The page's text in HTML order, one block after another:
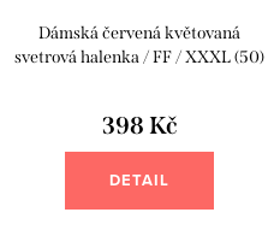
Dámská červená květovaná
svetrová halenka / FF / XXXL (50)
398 Kč
DETAIL